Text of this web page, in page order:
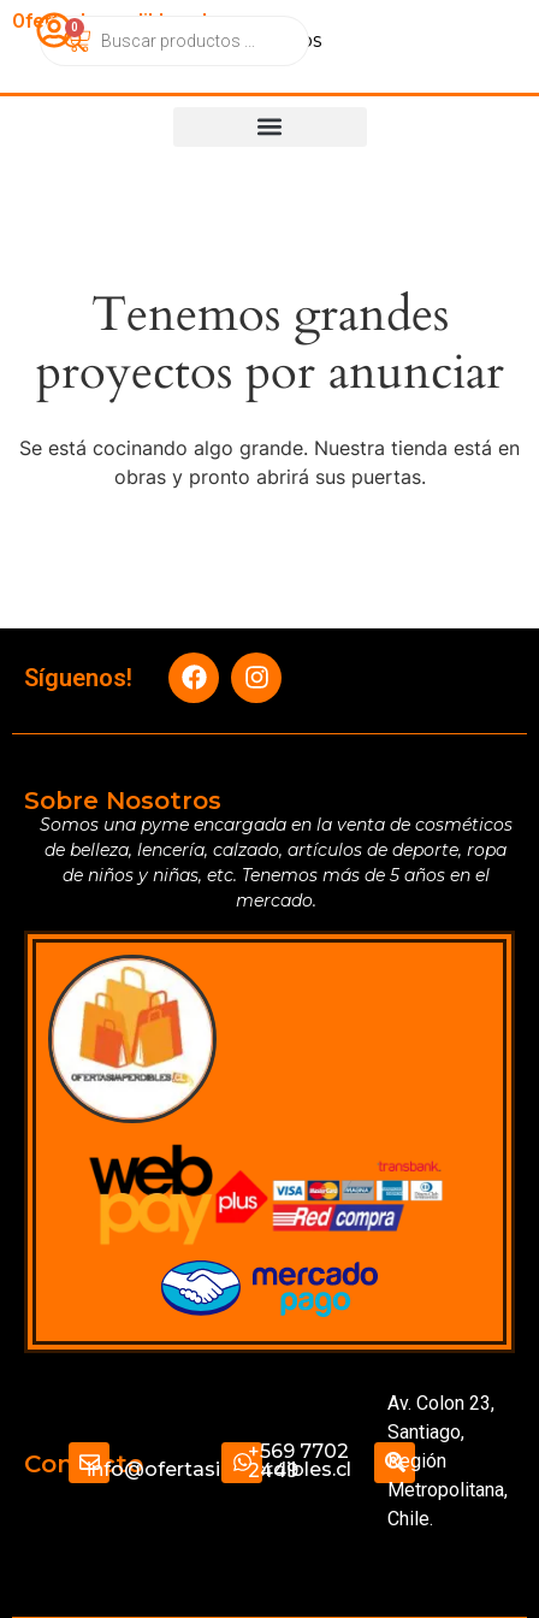
OfertasImperdibles.cl
CatálogoContactoNosotros
0
Tenemos grandes
proyectos por anunciar
Se está cocinando algo grande. Nuestra tienda está en
obras y pronto abrirá sus puertas.
Síguenos!
Sobre Nosotros
Somos una pyme encargada en la venta de cosméticos
de belleza, lencería, calzado, artículos de deporte, ropa
de niños y niñas, etc. Tenemos más de 5 años en el
mercado.
Contactoinfo@ofertasimperdibles.cl
+569 7702
2449
Av. Colon 23,
Santiago,
Región
Metropolitana,
Chile.